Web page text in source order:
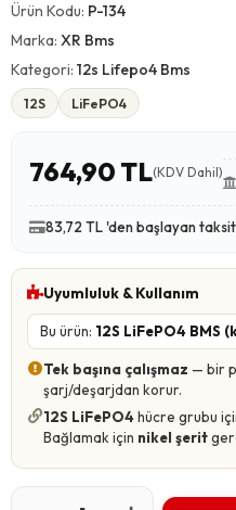
Ürün Kodu: P-134
Marka: XR Bms
Kategori: 12s Lifepo4 Bms
12S LiFePO4
764,90 TL(KDV Dahil)
83,72 TL 'den başlayan
Uyumluluk & Kullanım
Bu ürün: 12S LiFePO4 BMS
Tek başına çalışmaz — bir
şarj/deşarjdan korur.
12S LiFePO4 hücre grubu
Bağlamak için nikel şerit